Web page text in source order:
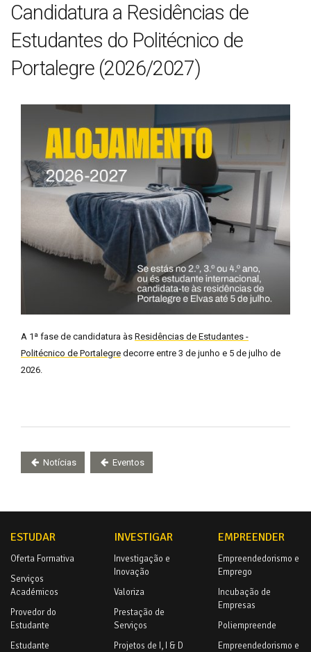
Candidatura a Residências de
Estudantes do Politécnico de
Portalegre (2026/2027)
A 1ª fase de candidatura às Residências de Estudantes -
Politécnico de Portalegre decorre entre 3 de junho e 5 de julho de
2026.
Notícias Eventos
ESTUDAR
Oferta Formativa
Serviços
Académicos
Provedor do
Estudante
Estudante
INVESTIGAR
Investigação e
Inovação
Valoriza
Prestação de
Serviços
Projetos de I, I & D
EMPREENDER
Empreendedorismo e
Emprego
Incubação de
Empresas
Poliempreende
Empreendedorismo e